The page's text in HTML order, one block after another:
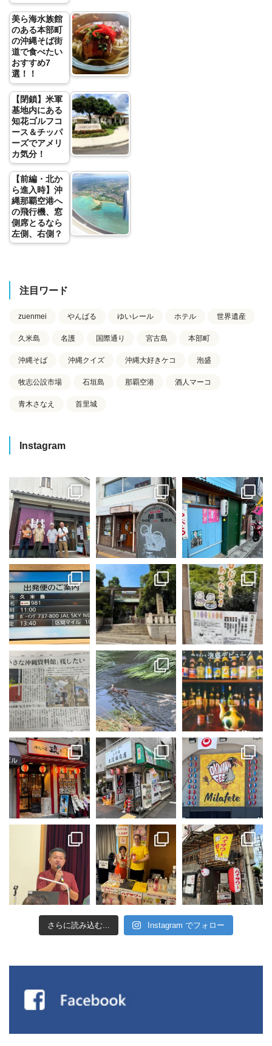
美ら海水族館
のある本部町
の沖縄そば街
道で食べたい
おすすめ7
選！！
【閉鎖】米軍
基地内にある
知花ゴルフコ
ース＆チッパ
ーズでアメリ
カ気分！
【前編・北か
ら進入時】沖
縄那覇空港へ
の飛行機、窓
側席とるなら
左側、右側？
注目ワード
zuenmei やんばる ゆいレール ホテル 世界遺産
久米島 名護 国際通り 宮古島 本部町
沖縄そば 沖縄クイズ 沖縄大好きケコ 泡盛
牧志公設市場 石垣島 那覇空港 酒人マーコ
青木さなえ 首里城
Instagram
さらに読み込む... Instagram でフォロー